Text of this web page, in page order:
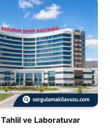
ve Laboratuvar